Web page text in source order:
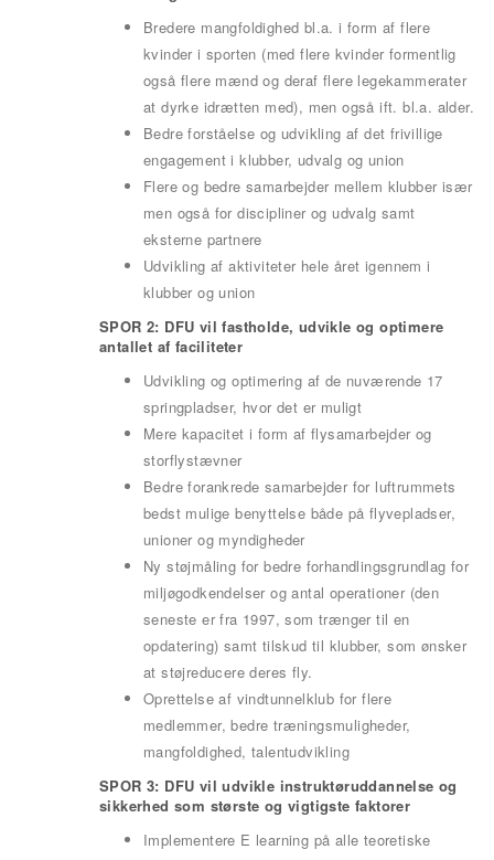
Bredere mangfoldighed bl.a. i form af flere
kvinder i sporten (med flere kvinder formentlig
også flere mænd og deraf flere legekammerater
at dyrke idrætten med), men også ift. bl.a. alder.
Bedre forståelse og udvikling af det frivillige
engagement i klubber, udvalg og union
Flere og bedre samarbejder mellem klubber især
men også for discipliner og udvalg samt
eksterne partnere
Udvikling af aktiviteter hele året igennem i
klubber og union
SPOR 2: DFU vil fastholde, udvikle og optimere
antallet af faciliteter
Udvikling og optimering af de nuværende 17
springpladser, hvor det er muligt
Mere kapacitet i form af flysamarbejder og
storflystævner
Bedre forankrede samarbejder for luftrummets
bedst mulige benyttelse både på flyvepladser,
unioner og myndigheder
Ny støjmåling for bedre forhandlingsgrundlag for
miljøgodkendelser og antal operationer (den
seneste er fra 1997, som trænger til en
opdatering) samt tilskud til klubber, som ønsker
at støjreducere deres fly.
Oprettelse af vindtunnelklub for flere
medlemmer, bedre træningsmuligheder,
mangfoldighed, talentudvikling
SPOR 3: DFU vil udvikle instruktøruddannelse og
sikkerhed som største og vigtigste faktorer
Implementere E learning på alle teoretiske